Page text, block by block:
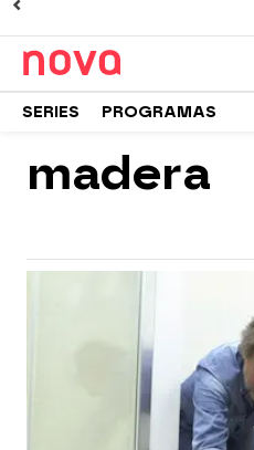
SERIES PROGRAMAS
madera